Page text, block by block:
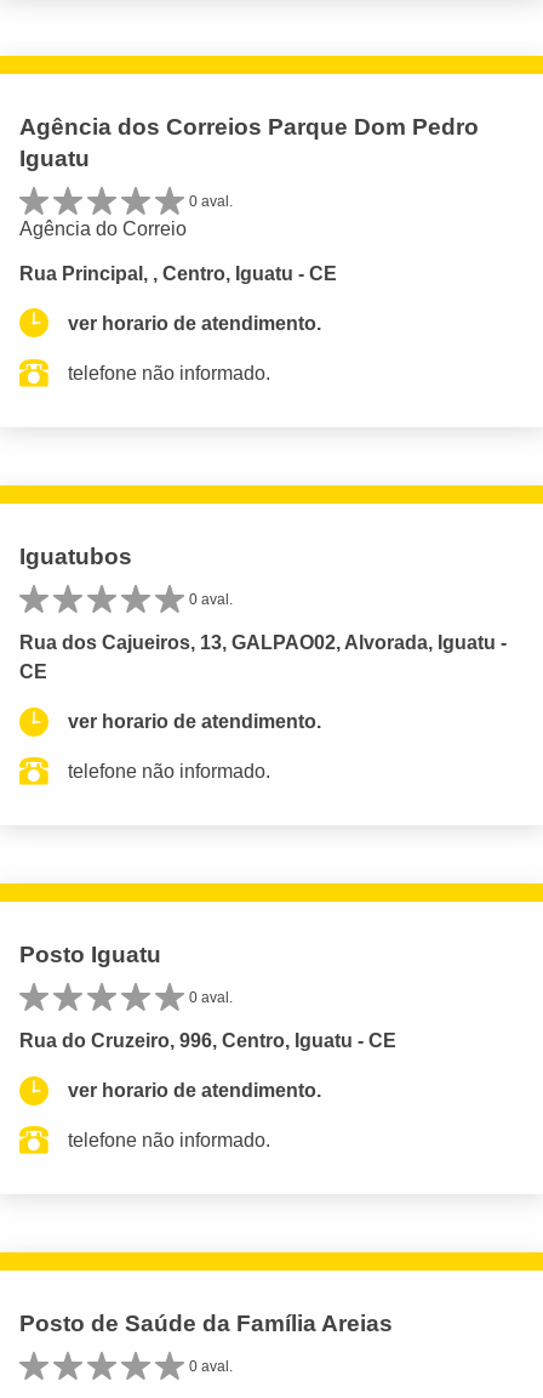
Agência dos Correios Parque Dom Pedro
Iguatu
0 aval.
Agência do Correio
Rua Principal, , Centro, Iguatu - CE
ver horario de atendimento.
telefone não informado.
Iguatubos
0 aval.
Rua dos Cajueiros, 13, GALPAO02, Alvorada, Iguatu -
CE
ver horario de atendimento.
telefone não informado.
Posto Iguatu
0 aval.
Rua do Cruzeiro, 996, Centro, Iguatu - CE
ver horario de atendimento.
telefone não informado.
Posto de Saúde da Família Areias
0 aval.